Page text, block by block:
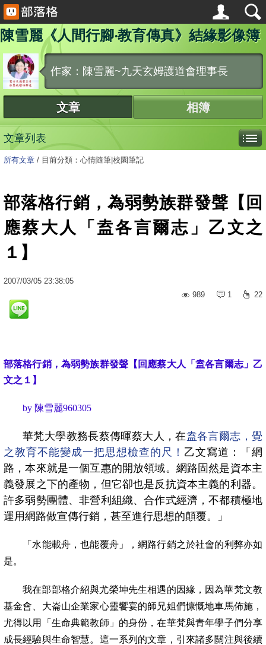
陳雪麗《人間行腳‧教育傳真》結緣影像簿
作家：陳雪麗~九天玄姆護道會理事長
文章 相簿
文章列表
所有文章 / 目前分類：心情隨筆|校園筆記
部落格行銷，為弱勢族群發聲【回
應蔡大人「盍各言爾志」乙文之
１】
2007/03/05 23:38:05
989
1 22
部落格行銷，為弱勢族群發聲【回應蔡大人「盍各言爾志」乙
文之１】
by 陳雪麗960305
華梵大學教務長蔡傳暉蔡大人，在盍各言爾志，覺
之教育不能變成一把思想檢查的尺！ 乙文寫道：「網
路，本來就是一個互惠的開放領域。網路固然是資本主
義發展之下的產物，但它卻也是反抗資本主義的利器。
許多弱勢團體、非營利組織、合作式經濟，不都積極地
運用網路做宣傳行銷，甚至進行思想的顛覆。」
「水能載舟，也能覆舟」，網路行銷之於社會的利弊亦如
是。
我在部部格介紹與尤榮坤先生相遇的因緣，因為華梵文教
基金會、大崙山企業家心靈饗宴的師兄姐們慷慨地車馬佈施，
尤得以用「生命典範教師」的身份，在華梵與青年學子們分享
成長經驗與生命智慧。這一系列的文章，引來諸多關注與後續